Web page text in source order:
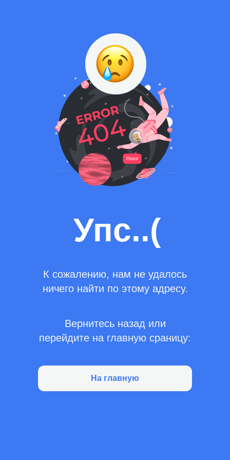
Упс..(
К сожалению, нам не удалось
ничего найти по этому адресу.
Вернитесь назад или
перейдите на главную сраницу:
На главную